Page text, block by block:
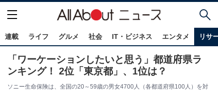
連載 ライフ グルメ 社会 IT・ビジネス エンタメ リサ
「ワーケーションしたいと思う」都道府県ラ
ンキング！ 2位「東京都」、1位は？
ソニー生命保険は、全国の20～59歳の男女4700人（各都道府県100人）を対